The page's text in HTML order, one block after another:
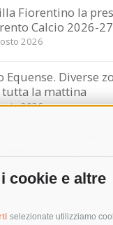
cookie e altre
selezionate utilizziamo
Fiorentino la
Calcio 2026-27
2026
Equense. Diverse
tutta la mattina
2026
da bollino